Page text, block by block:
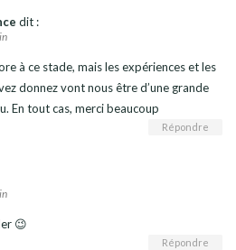
dit :
à ce stade, mais les expériences et les
donnez vont nous être d’une grande
En tout cas, merci beaucoup
Répondre
😉
Répondre